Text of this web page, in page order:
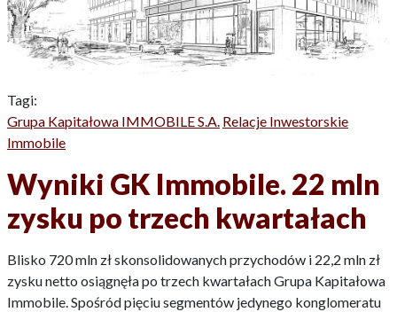
Tagi:
Grupa Kapitałowa IMMOBILE S.A. Relacje Inwestorskie
Immobile
Wyniki GK Immobile. 22 mln
zysku po trzech kwartałach
Blisko 720 mln zł skonsolidowanych przychodów i 22,2 mln zł
zysku netto osiągnęła po trzech kwartałach Grupa Kapitałowa
Immobile. Spośród pięciu segmentów jedynego konglomeratu